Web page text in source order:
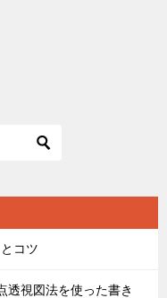
コツ
透視図法を使った書き